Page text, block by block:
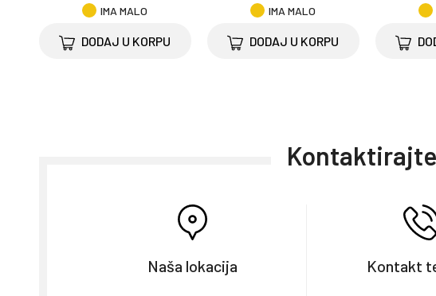
IMA MALO
DODAJ U KORPU
IMA MALO
DODAJ U KORPU
Naša lokacija Kontakt